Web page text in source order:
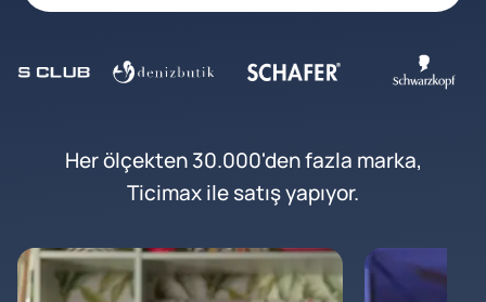
Her ölçekten 30.000'den fazla marka,
Ticimax ile satış yapıyor.